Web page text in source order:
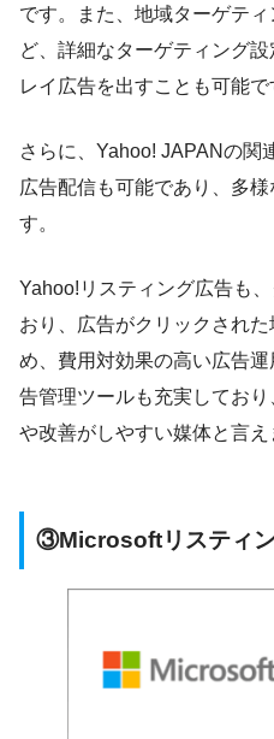
です。また、地域ターゲテ
ど、詳細なターゲティング
レイ広告を出すことも可能で
さらに、Yahoo! JAPANの関
広告配信も可能であり、多
す。
Yahoo!リスティング広告も
おり、広告がクリックされ
め、費用対効果の高い広告
告管理ツールも充実してお
や改善がしやすい媒体と言え
③Microsoftリスティ